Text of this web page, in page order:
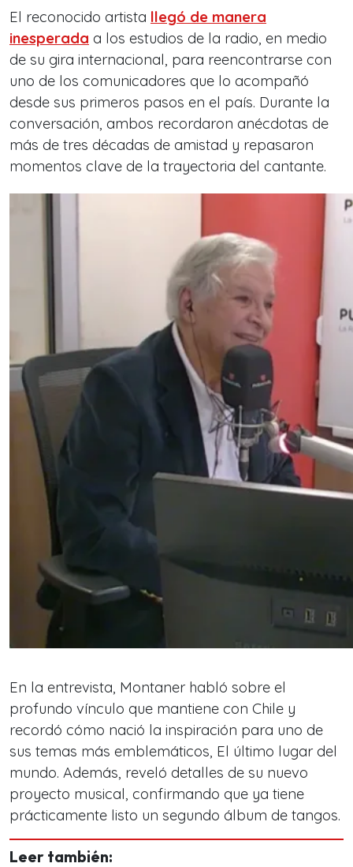
El reconocido artista llegó de manera
inesperada a los estudios de la radio, en medio
de su gira internacional, para reencontrarse con
uno de los comunicadores que lo acompañó
desde sus primeros pasos en el país. Durante la
conversación, ambos recordaron anécdotas de
más de tres décadas de amistad y repasaron
momentos clave de la trayectoria del cantante.
En la entrevista, Montaner habló sobre el
profundo vínculo que mantiene con Chile y
recordó cómo nació la inspiración para uno de
sus temas más emblemáticos, El último lugar del
mundo. Además, reveló detalles de su nuevo
proyecto musical, confirmando que ya tiene
prácticamente listo un segundo álbum de tangos.
Leer también: